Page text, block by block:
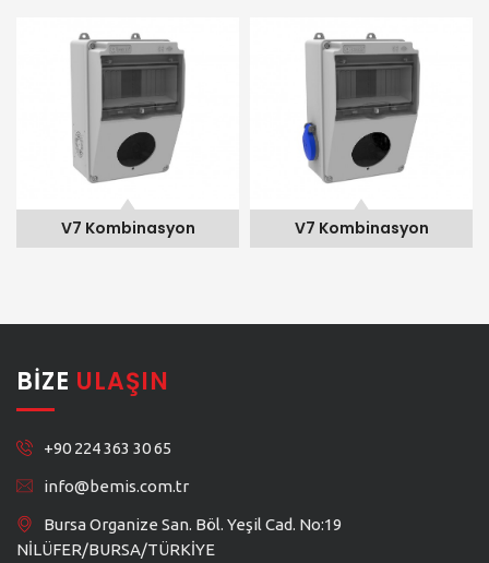
V7 Kombinasyon V7 Kombinasyon
BIZE ULAŞIN
+90 224 363 30 65
info@bemis.com.tr
Bursa Organize San. Böl. Yeşil Cad. No:19
NİLÜFER/BURSA/TÜRKİYE